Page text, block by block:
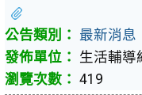
最新消息
生活輔導
419